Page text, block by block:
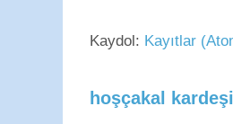
Kaydol: Kayıtlar
hoşçakal